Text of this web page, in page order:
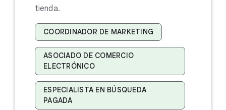
tienda.
COORDINADOR DE MARKETING
ASOCIADO DE COMERCIO
ELECTRÓNICO
ESPECIALISTA EN BÚSQUEDA
PAGADA